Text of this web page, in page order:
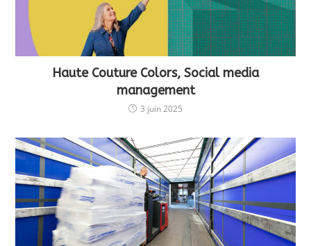
Haute Couture Colors, Social media
management
3 juin 2025